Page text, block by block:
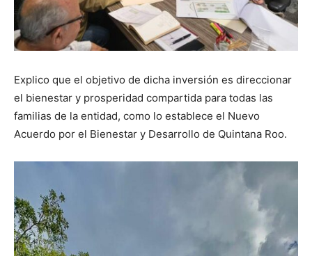
Explico que el objetivo de dicha inversión es direccionar
el bienestar y prosperidad compartida para todas las
familias de la entidad, como lo establece el Nuevo
Acuerdo por el Bienestar y Desarrollo de Quintana Roo.